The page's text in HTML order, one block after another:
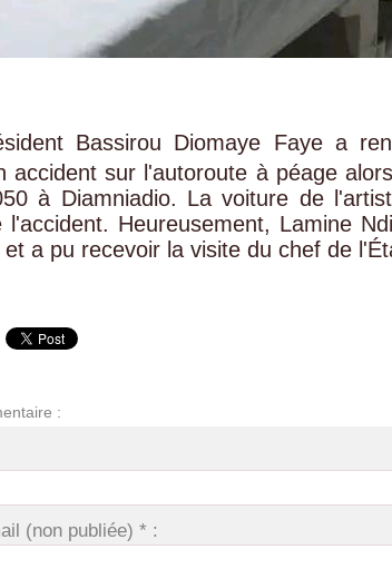
Bassirou Diomaye Faye a
accident sur l'autoroute à péage
à Diamniadio. La voiture de
l'accident. Heureusement, Lamine
a pu recevoir la visite du chef de
:
(non publiée) * :